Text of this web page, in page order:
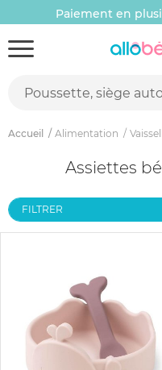
Paiement en
Accueil Alimentation
Assiettes
FILTRER